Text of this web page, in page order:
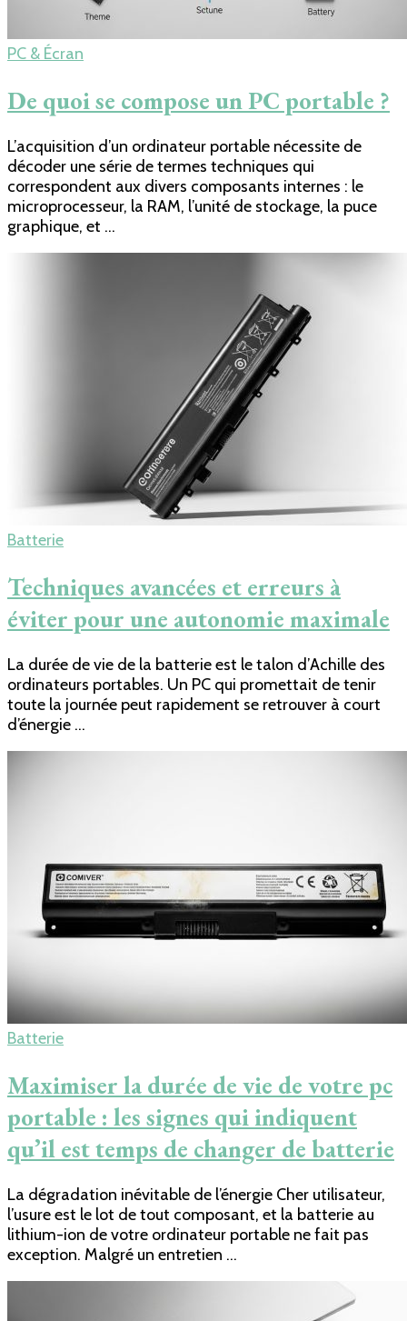
PC & Écran
De quoi se compose un PC portable ?
L’acquisition d’un ordinateur portable nécessite de
décoder une série de termes techniques qui
correspondent aux divers composants internes : le
microprocesseur, la RAM, l’unité de stockage, la puce
graphique, et …
Batterie
Techniques avancées et erreurs à
éviter pour une autonomie maximale
La durée de vie de la batterie est le talon d’Achille des
ordinateurs portables. Un PC qui promettait de tenir
toute la journée peut rapidement se retrouver à court
d’énergie …
Batterie
Maximiser la durée de vie de votre pc
portable : les signes qui indiquent
qu’il est temps de changer de batterie
La dégradation inévitable de l’énergie Cher utilisateur,
l’usure est le lot de tout composant, et la batterie au
lithium-ion de votre ordinateur portable ne fait pas
exception. Malgré un entretien …